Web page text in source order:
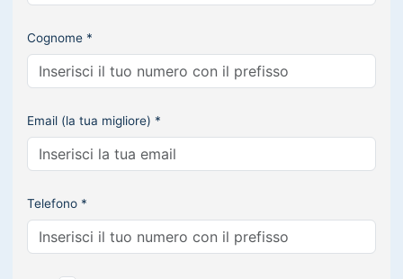
Cognome *
Email (la tua migliore) *
Telefono *